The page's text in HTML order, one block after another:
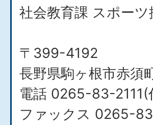
社会教育課 スポーツ
〒399-4192
長野県駒ヶ根市赤須
電話 0265-83-
ファックス 0265-